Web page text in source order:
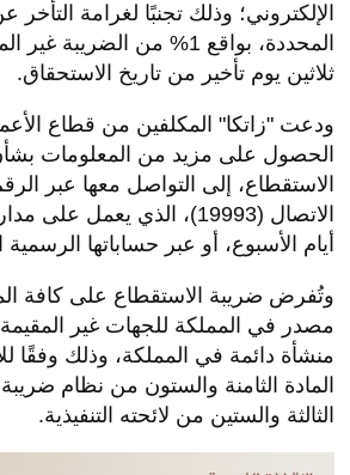
الإلكتروني؛ وذلك تجنبًا لغرامة
المحددة، بواقع 1% من
ثلاثين يوم تأخير من تاريخ الاستحقاق.
ودعت "زاتكا" المكلفين من قطاع
الحصول على مزيد من المعلومات
الاستقطاع، إلى التواصل معها عبر
أيام الأسبوع، أو عبر حساباتها
وتُفرض ضريبة الاستقطاع على كافة
مصدر في المملكة للجهات غير المقيمة
منشأة دائمة في المملكة، وذلك وفقًا
المادة الثامنة والستون من نظام
الثالثة والستين من لائحته التنفيذية.